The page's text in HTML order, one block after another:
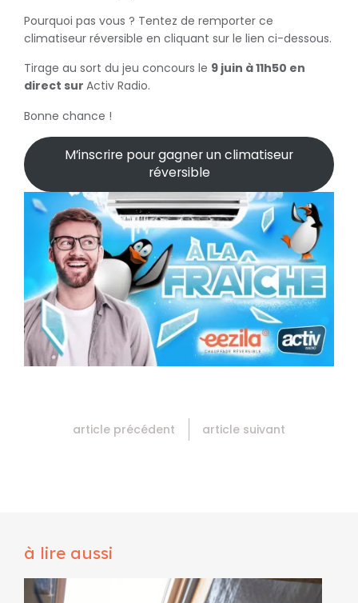
Pourquoi pas vous ? Tentez de remporter ce
climatiseur réversible en cliquant sur le lien ci-dessous.
Tirage au sort du jeu concours le 9 juin à 11h50 en
direct sur Activ Radio.
Bonne chance !
M’inscrire pour gagner un climatiseur
réversible
article précédent article suivant
à lire aussi